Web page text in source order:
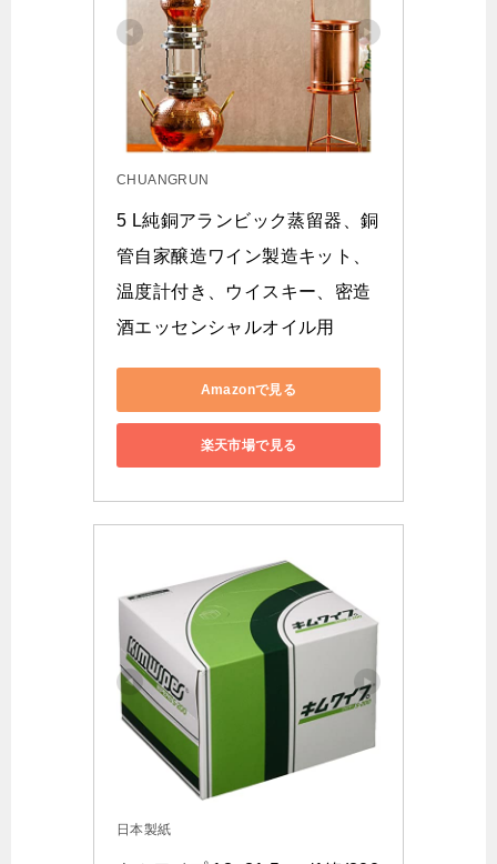
CHUANGRUN
5 L純銅アランビック蒸留器、銅
管自家醸造ワイン製造キット、
温度計付き、ウイスキー、密造
酒エッセンシャルオイル用
Amazonで見る
楽天市場で見る
日本製紙